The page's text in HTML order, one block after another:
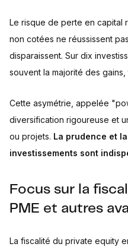
Le risque de perte en capital
non cotées ne réussissent
disparaissent. Sur dix
souvent la majorité des
Cette asymétrie, appelée
diversification rigoureuse et
ou projets. La prudence et
investissements sont
Focus sur la
PME et autres
La fiscalité du private equity